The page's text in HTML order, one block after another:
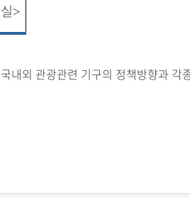
>
외 관광관련 기구의 정책방향과 각